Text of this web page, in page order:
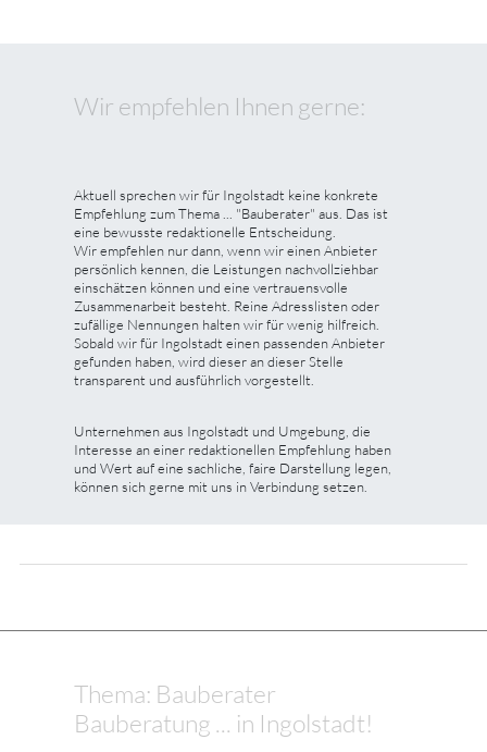
Wir empfehlen Ihnen gerne:
Aktuell sprechen wir für Ingolstadt keine konkrete
Empfehlung zum Thema ... "Bauberater" aus. Das ist
eine bewusste redaktionelle Entscheidung.
Wir empfehlen nur dann, wenn wir einen Anbieter
persönlich kennen, die Leistungen nachvollziehbar
einschätzen können und eine vertrauensvolle
Zusammenarbeit besteht. Reine Adresslisten oder
zufällige Nennungen halten wir für wenig hilfreich.
Sobald wir für Ingolstadt einen passenden Anbieter
gefunden haben, wird dieser an dieser Stelle
transparent und ausführlich vorgestellt.
Unternehmen aus Ingolstadt und Umgebung, die
Interesse an einer redaktionellen Empfehlung haben
und Wert auf eine sachliche, faire Darstellung legen,
können sich gerne mit uns in Verbindung setzen.
Thema: Bauberater
Bauberatung ... in Ingolstadt!